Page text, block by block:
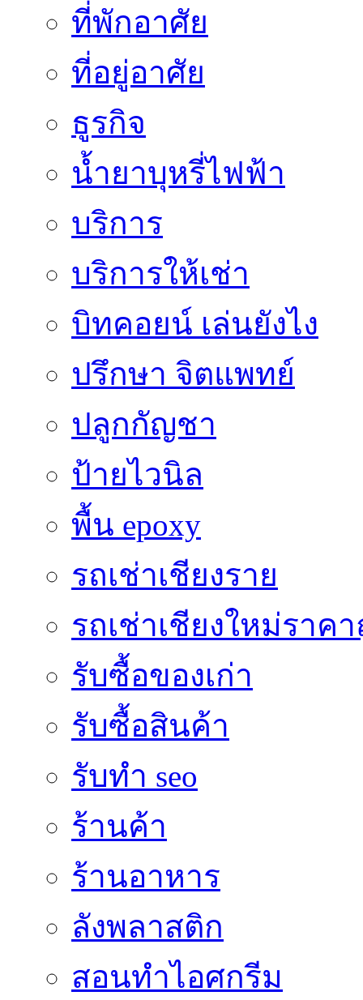
ที่พักอาศัย
ที่อยู่อาศัย
ธูรกิจ
น้ำยาบุหรี่ไฟฟ้า
บริการ
บริการให้เช่า
บิทคอยน์ เล่นยังไง
ปรึกษา จิตแพทย์
ปลูกกัญชา
ป้ายไวนิล
พื้น epoxy
รถเช่าเชียงราย
รถเช่าเชียงใหม่ราค
รับซื้อของเก่า
รับซื้อสินค้า
รับทำ seo
ร้านค้า
ร้านอาหาร
ลังพลาสติก
สอนทำไอศกรีม